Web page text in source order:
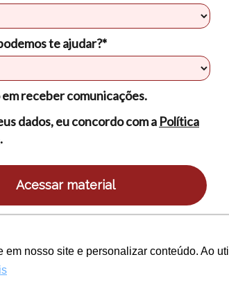
nosso site e personalizar conteúdo. Ao
nosso site e personalizar conteúdo. Ao
te ajudar?*
receber comunicações.
dados, eu concordo com a Política
.
Acessar material